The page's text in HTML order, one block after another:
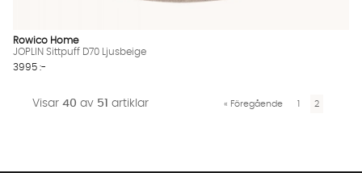
Rowico Home
JOPLIN Sittpuff D70 Ljusbeige
3995 :-
Visar 40 av 51 artiklar « Föregående 1 2